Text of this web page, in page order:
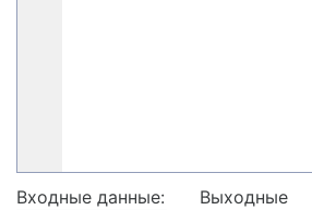
Входные данные:
Выходные